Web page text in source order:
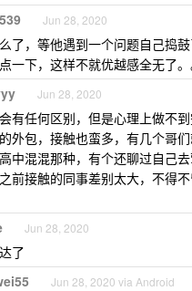
Jun 28, 2020
了，等他遇到一个问题自己捣
一下，这样不就优越感全无了。
Jun 28, 2020
有任何区别，但是心理上做不
外包，接触也蛮多，有几个哥
中混混那种，有个还聊过自己
前接触的同事差别太大，不得
Jun 28, 2020
了
Jun 28, 2020 via Android